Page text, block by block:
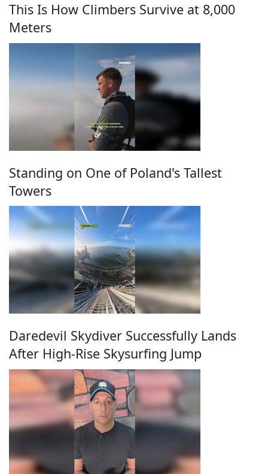
This Is How Climbers Survive at 8,000
Meters
Standing on One of Poland's Tallest
Towers
Daredevil Skydiver Successfully Lands
After High-Rise Skysurfing Jump